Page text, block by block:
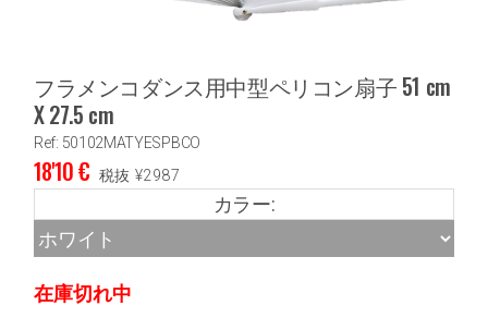
フラメンコダンス用中型ペリコン扇子 51 cm
X 27.5 cm
Ref: 50102MATYESPBCO
18'10€ 税抜 ¥2987
カラー:
在庫切れ中